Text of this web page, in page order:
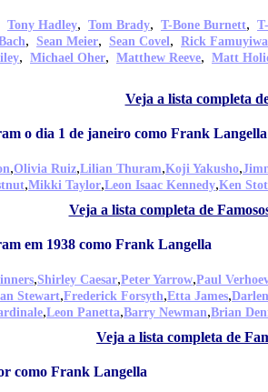
Tony Hadley, Tom Brady, T-Bone Burnett,
, Sean Meier, Sean Covel, Rick Famuyiwa
, Michael Oher, Matthew Reeve, Matt
Veja a lista completa
o dia 1 de janeiro como Frank Langella
,Olivia Ruiz,Lilian Thuram,Koji Yakusho,
,Mikki Taylor,Leon Isaac Kennedy,Ken
Veja a lista completa de
em 1938 como Frank Langella
,Shirley Caesar,Peter Yarrow,Paul
Stewart,Frederick Forsyth,Etta James,
,Leon Panetta,Barry Newman,Brian
Veja a lista completa de
como Frank Langella